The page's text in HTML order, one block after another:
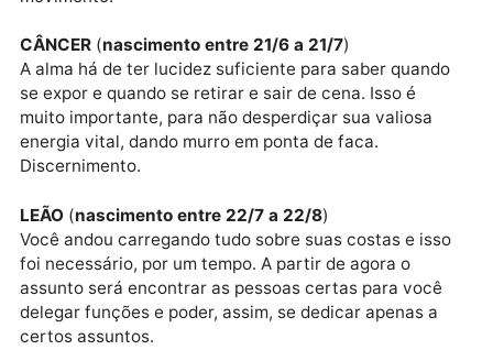
iniciativa.
GÊMEOS (nascimento entre 21/5 a 20/6)
O dinamismo é fundamental para sua alma, e é o que
tem brilhado pela sua ausência nos últimos tempos.
Isso vai mudar substancialmente e, talvez, daqui a
movimento.
CÂNCER(nascimento entre 21/6 a 21/7)
A alma há de ter lucidez suficiente para saber
se expor e quando se retirar e sair de cena. Isso é